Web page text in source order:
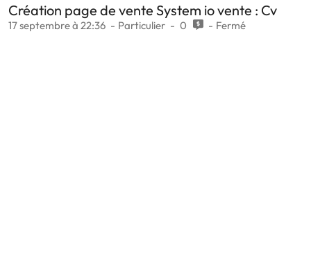
Création page de vente System io vente : Cv
17 septembre à 22:36 Particulier 0 Fermé